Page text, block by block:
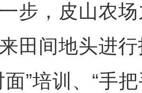
，皮山农场
田间地头进
面”培训、“手